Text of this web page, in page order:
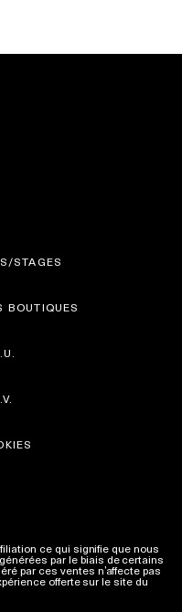
STAGES
BOUTIQUES
ce qui signifie que nous
par le biais de certains
par ces ventes n’affecte pas
offerte sur le site du